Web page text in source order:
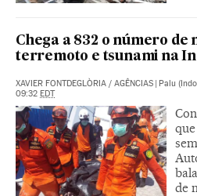
Chega a 832 o número de
terremoto e tsunami na
XAVIER FONTDEGLÒRIA / AGÊNCIAS | Palu
09:32 EDT
de